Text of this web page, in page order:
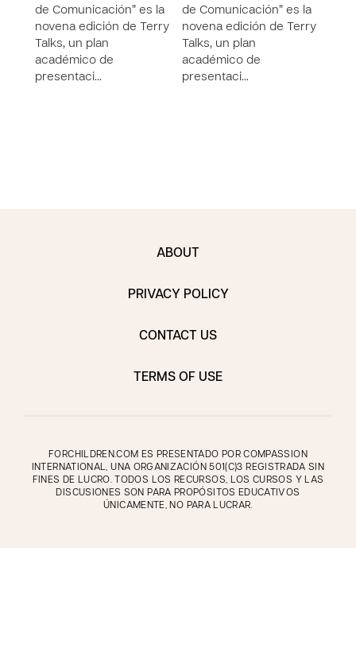
de Comunicación” es la
novena edición de Terry
Talks, un plan
académico de
presentaci…
de Comunicación” es la
novena edición de Terry
Talks, un plan
académico de
presentaci…
ABOUT
PRIVACY POLICY
CONTACT US
TERMS OF USE
FORCHILDREN.COM ES PRESENTADO POR COMPASSION
INTERNATIONAL, UNA ORGANIZACIÓN 501(C)3 REGISTRADA SIN
FINES DE LUCRO. TODOS LOS RECURSOS, LOS CURSOS Y LAS
DISCUSIONES SON PARA PROPÓSITOS EDUCATIVOS
ÚNICAMENTE, NO PARA LUCRAR.